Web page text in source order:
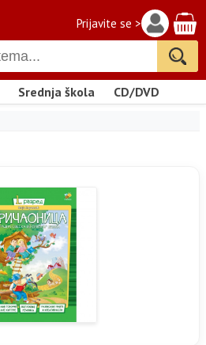
Prijavite se >
Srednja škola
CD/DVD